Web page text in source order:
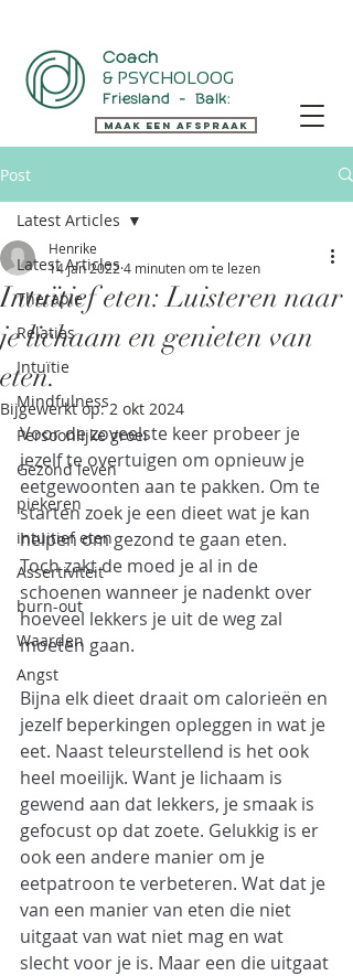
Coach
& PSYCHOLOOG
Friesland - Balk:
Maak een Afspraak
Post
Latest Articles
Therapie
Relaties
Intuïtie
Mindfulness
Persoonlijke groei
Gezond leven
piekeren
intuitief eten
Assertiviteit
burn-out
Waarden
Angst
Latest Articles
Intuïtief eten: Luisteren naar
je lichaam en genieten van
eten.
Henrike
14 jan 2022 4 minuten om te lezen
Bijgewerkt op:2 okt 2024
Voor de zoveelste keer probeer je
jezelf te overtuigen om opnieuw je
eetgewoonten aan te pakken. Om te
starten zoek je een dieet wat je kan
helpen om gezond te gaan eten.
Toch zakt de moed je al in de
schoenen wanneer je nadenkt over
hoeveel lekkers je uit de weg zal
moeten gaan.
Bijna elk dieet draait om calorieën en
jezelf beperkingen opleggen in wat je
eet. Naast teleurstellend is het ook
heel moeilijk. Want je lichaam is
gewend aan dat lekkers, je smaak is
gefocust op dat zoete. Gelukkig is er
ook een andere manier om je
eetpatroon te verbeteren. Wat dat je
van een manier van eten die niet
uitgaat van wat niet mag en wat
slecht voor je is. Maar een die uitgaat